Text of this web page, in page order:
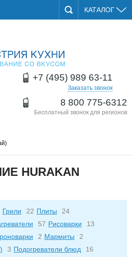
КАТАЛОГ
+7 (495) 989 63-11
Заказать звонок
8 800 775-6312
Бесплатный звонок для регионов
HURAKAN
Грили 22 Плиты
24
57 Рисоварки
13
2 Мармиты
2
3 Подогреватели блюд
16